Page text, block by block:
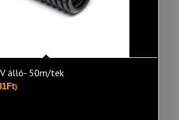
álló- 50m/tek
Ft)